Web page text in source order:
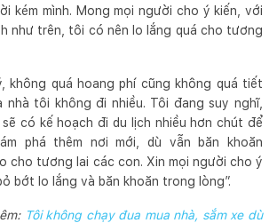
kém mình. Mong mọi người cho ý kiến, với
như trên, tôi có nên lo lắng quá cho tương
không quá hoang phí cũng không quá tiết
nhà tôi không đi nhiều. Tôi đang suy nghĩ,
có kế hoạch đi du lịch nhiều hơn chút để
phá thêm nơi mới, dù vẫn băn khoăn
cho tương lai các con. Xin mọi người cho ý
bớt lo lắng và băn khoăn trong lòng”.
Tôi không chạy đua mua nhà, sắm xe dù